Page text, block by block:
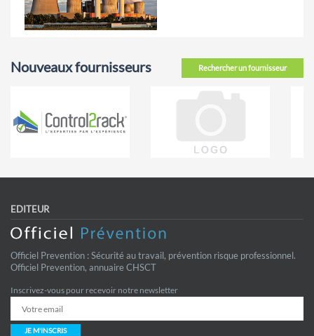
Rechercher un fournisseur
Nouveaux fournisseurs
EDITEUR
Officiel Prevention : Sécurité au travail, prévention risque professionnel.
Officiel Prevention, annuaire CHSCT
Inscrivez-vous pour recevoir notre newsletter
JE M'INSCRIS